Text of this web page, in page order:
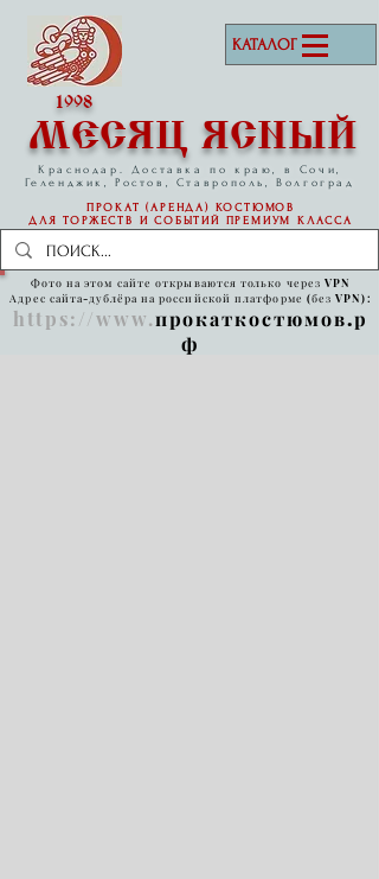
МЕСЯЦ ЯСНЫЙ
ПРОКАТ (АРЕНДА) КОСТЮМОВ
ДЛЯ ТОРЖЕСТВ И СОБЫТИЙ ПРЕМИУМ КЛАССА
КАТАЛОГ
Краснодар. Доставка по краю, в Сочи,
Геленджик, Ростов, Ставрополь, Волгоград
1998
Фото на этом сайте открываются только через VPN
Адрес сайта-дублёра на российской платформе (без VPN):
https://www.прокаткостюмов.р
ф